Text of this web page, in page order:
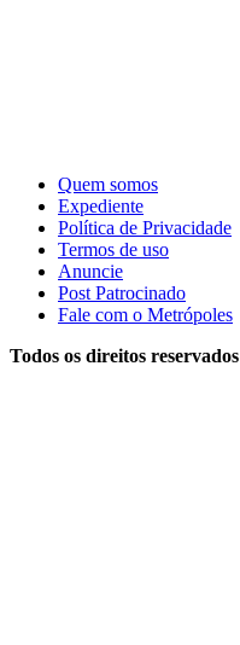
Quem somos
Expediente
Política de Privacidade
Termos de uso
Anuncie
Post Patrocinado
Fale com o Metrópoles
Todos os direitos reservados